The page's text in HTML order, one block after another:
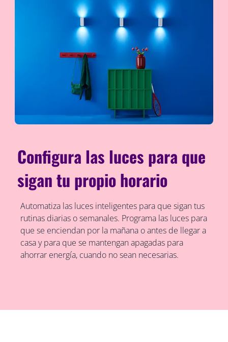
Configura las luces para que
sigan tu propio horario
Automatiza las luces inteligentes para que sigan tus
rutinas diarias o semanales. Programa las luces para
que se enciendan por la mañana o antes de llegar a
casa y para que se mantengan apagadas para
ahorrar energía, cuando no sean necesarias.